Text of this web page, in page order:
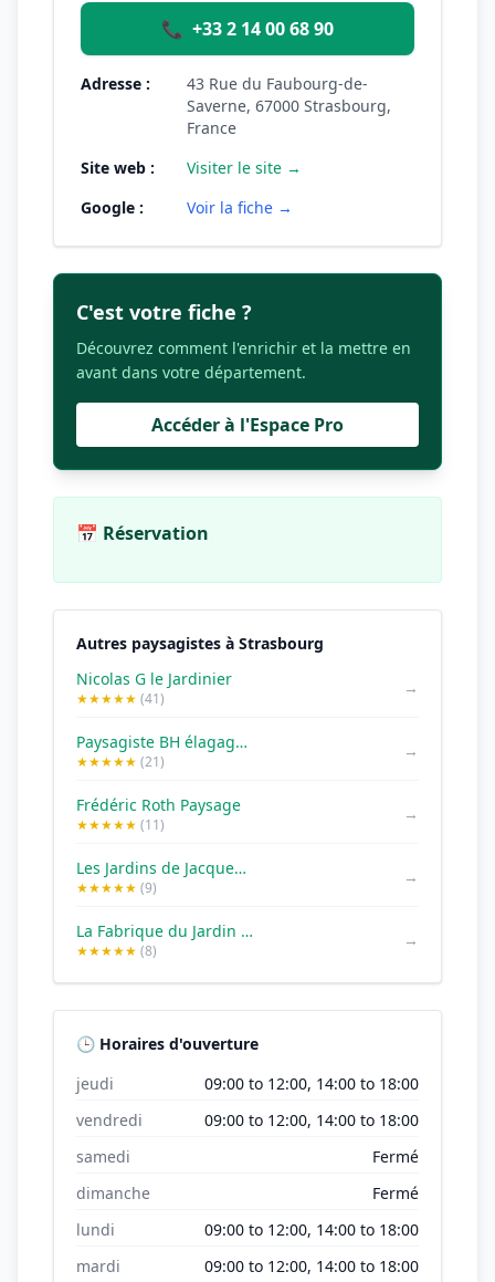
📞 +33 2 14 00 68 90
Adresse :
43 Rue du Faubourg-de-
Saverne, 67000 Strasbourg,
France
Site web :
Visiter le site →
Google :
Voir la fiche →
C'est votre fiche ?
Découvrez comment l'enrichir et la mettre en
avant dans votre département.
Accéder à l'Espace Pro
📅 Réservation
Autres paysagistes à Strasbourg
Nicolas G le Jardinier
★★★★★ (41)
→
Paysagiste BH élagage abattage deracinage pose de clôture terrassement
★★★★★ (21)
→
Frédéric Roth Paysage
★★★★★ (11)
→
Les Jardins de Jacques - paysagiste
★★★★★ (9)
→
La Fabrique du Jardin - Paysagiste
★★★★★ (8)
→
🕒 Horaires d'ouverture
jeudi
09:00 to 12:00, 14:00 to 18:00
vendredi
09:00 to 12:00, 14:00 to 18:00
samedi
Fermé
dimanche
Fermé
lundi
09:00 to 12:00, 14:00 to 18:00
mardi
09:00 to 12:00, 14:00 to 18:00